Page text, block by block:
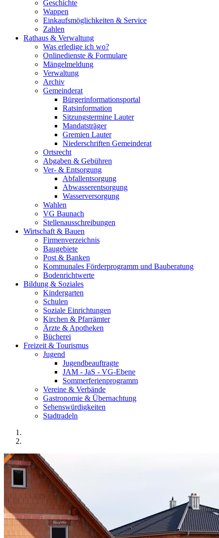
Geschichte
Wappen
Einkaufsmöglichkeiten & Service
Zahlen
Rathaus & Verwaltung
Was erledige ich wo?
Onlinedienste & Formulare
Mängelmeldung
Verwaltung
Archiv
Gemeinderat
Bürgerinformationsportal
Ratsinformation
Sitzungstermine Lauter
Mandatsträger
Gremien Lauter
Niederschriften Gemeinderat
Ortsrecht
Abgaben & Gebühren
Ver- & Entsorgung
Abfallentsorgung
Abwasserentsorgung
Wasserversorgung
Wahlen
VG Baunach
Stellenausschreibungen
Wirtschaft & Bauen
Firmenverzeichnis
Baugebiete
Post & Banken
Kommunales Förderprogramm und Bauberatung
Bodenrichtwerte
Bildung & Soziales
Kindergarten
Schulen
Soziale Einrichtungen
Kirchen & Pfarrämter
Ärzte & Apotheken
Bücherei
Freizeit & Tourismus
Jugend
Jugendbeauftragte
JAM - JaS - VG-Ebene
Sommerferienprogramm
Vereine & Verbände
Gastronomie & Übernachtung
Sehenswürdigkeiten
Stadtradeln